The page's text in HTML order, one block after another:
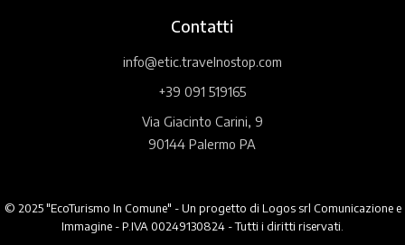
Contatti
info@etic.travelnostop.com
+39 091 519165
Via Giacinto Carini, 9
90144 Palermo PA
© 2025 "EcoTurismo In Comune" - Un progetto di Logos srl Comunicazione e
Immagine - P.IVA 00249130824 - Tutti i diritti riservati.